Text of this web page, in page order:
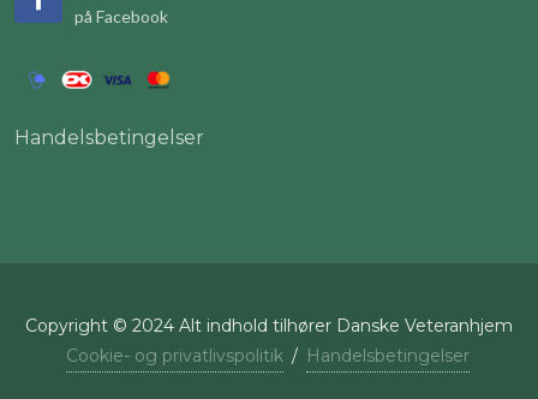
på Facebook
Handelsbetingelser
Copyright © 2024 Alt indhold tilhører Danske Veteranhjem
Cookie- og privatlivspolitik / Handelsbetingelser